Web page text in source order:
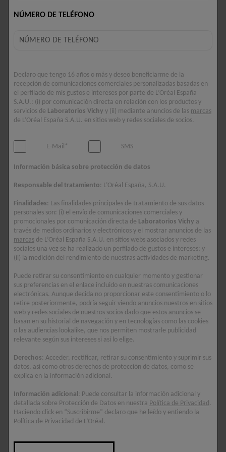
combinado con ácido hialurónico, que contribuye
a rellenar la piel. Se ha demostrado clínicamente
que este sérum reduce las arrugas de la frente,
El retinol es un ingrediente activo potente y se
aconseja introducirlo gradualmente.
BENEFICIOS
Corrige arrugas profundas, la piel se siente más
firme, visiblemente regenerada y más joven:
1. La textura de la piel parece más uniforme
(pack)*.
2. El 84,1 % afirmó que la textura de la piel
parece más uniforme**.
3. El 100 % observó una reducción de
arrugas***.
* Test consumidor, 173 sujetos, 1 semana. ** Test consumidor, 151
sujetos, 4 semanas. *** El 100 % de las mujeres mostró una reducción
de arrugas. Estudio clínico en 39 mujeres tras 20 semanas, utilizando el
producto según las indicaciones.
TEXTURA
Textura lechosa que se absorbe inmediatamente
en la superficie de la piel con una sensación no
grasa.
Ingredientes clave
Proporciona una renovación celular intensiva - Alisa
NÚMERO DE TELÉFONO
Declaro que tengo 16 años o más y deseo beneficiarme de la
recepción de comunicaciones comerciales personalizadas basadas en
el perfilado de mis gustos e intereses por parte de L’Oréal España
S.A.U.: (i) por comunicación directa en relación con los productos y
servicios de Laboratorios Vichy y (ii) mediante anuncios de las marcas
de L’Oréal España S.A.U. en sitios web y redes sociales de socios.
E-Mail* SMS
Información básica sobre protección de datos
Responsable del tratamiento: L’Oréal España, S.A.U.
Finalidades: Las finalidades principales de tratamiento de sus datos
personales son: (i) el envío de comunicaciones comerciales y
promocionales por comunicación directa de Laboratorios Vichy a
través de medios ordinarios y electrónicos y el mostrar anuncios de las
marcas de L’Oréal España S.A.U. en sitios webs asociados y redes
sociales una vez se ha realizado un perfilado de gustos e intereses; y
(ii) la medición del rendimiento de nuestras actividades de marketing.
Puede retirar su consentimiento en cualquier momento y gestionar
sus preferencias en el enlace incluido en nuestras comunicaciones
electrónicas. Aunque decida no proporcionar este consentimiento o lo
retire posteriormente, podría seguir viendo anuncios nuestros en sitios
web y redes sociales de nuestros socios dado que estos anuncios se
basan en su historial de navegación y en tecnologías como las cookies
o las audiencias lookalike, que nos permiten mostrarle publicidad
relevante según sus intereses si así lo elige.
Derechos: Acceder, rectificar, retirar su consentimiento y suprimir sus
datos, así como otros derechos de protección de datos, como se
explica en la información adicional.
Información adicional: Puede consultar la información adicional y
detallada sobre Protección de Datos en nuestra Política de Privacidad.
Haciendo click en “Suscribirme” declaro que he leído y entiendo la
Política de Privacidad de L’Oréal.